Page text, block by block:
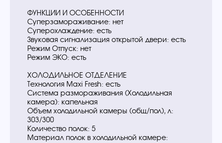
ФУНКЦИИ И ОСОБЕННОСТИ
Суперзамораживание: нет
Суперохлаждение: есть
Звуковая сигнализация открытой двери: есть
Режим Отпуск: нет
Режим ЭКО: есть
ХОЛОДИЛЬНОЕ ОТДЕЛЕНИЕ
Технология Maxi Fresh: есть
Система размораживания (Холодильная
камера): капельная
Объем холодильной камеры (общ/пол), л:
303/300
Количество полок: 5
Материал полок в холодильной камере: